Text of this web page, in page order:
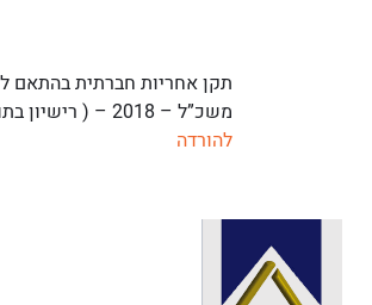
תקן אחריות חברתית בהתאם
משכ”ל – 2018 – ( רישיון בתוקף לשנת 2026)
להורדה